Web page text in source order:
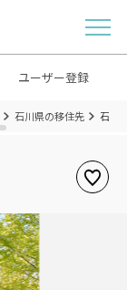
ユーザー登録
石川県の移住先 石川